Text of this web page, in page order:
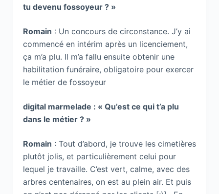
tu devenu fossoyeur ? »
Romain : Un concours de circonstance. J’y ai
commencé en intérim après un licenciement,
ça m’a plu. Il m’a fallu ensuite obtenir une
habilitation funéraire, obligatoire pour exercer
le métier de fossoyeur
digital marmelade : « Qu’est ce qui t’a plu
dans le métier ? »
Romain : Tout d’abord, je trouve les cimetières
plutôt jolis, et particulièrement celui pour
lequel je travaille. C’est vert, calme, avec des
arbres centenaires, on est au plein air. Et puis